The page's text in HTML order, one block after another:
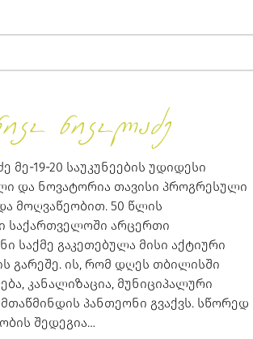
ნიკოლაძე
მე-19-20 საუკუნეების უდიდესი
და ნოვატორია თავისი პროგრესული
მოღვაწეობით. 50 წლის
საქართველოში არცერთი
საქმე გაკეთებულა მისი აქტიური
გარეშე. ის, რომ დღეს თბილისში
კანალიზაცია, მუნიციპალური
პანთეონი გვაქვს. სწორედ
შედეგია…